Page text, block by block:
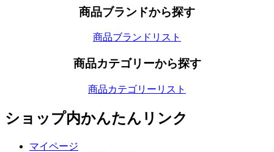
商品ブランドから探す
商品ブランドリスト
商品カテゴリーから探す
商品カテゴリーリスト
ショップ内かんたんリンク
マイページ